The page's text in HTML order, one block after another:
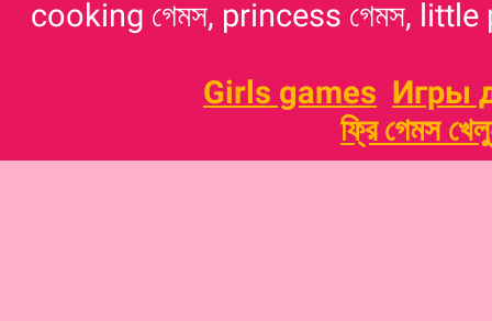
cooking গেমস, princess গেমস, little
Girls games Игры
ফ্রি গেমস